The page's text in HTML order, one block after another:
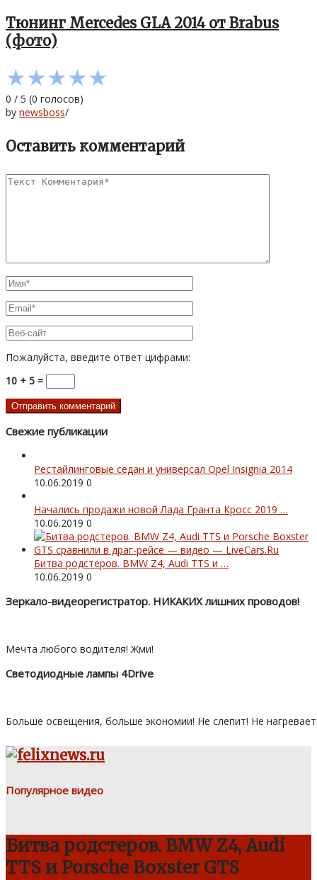
Тюнинг Mercedes GLA 2014 от Brabus
(фото)
★★★★★
0 / 5 (0 голосов)
by newsboss/
Оставить комментарий
Пожалуйста, введите ответ цифрами:
10 + 5 =
Свежие публикации
Рестайлинговые седан и универсал Opel Insignia 2014
10.06.2019 0
Начались продажи новой Лада Гранта Кросс 2019 …
10.06.2019 0
Битва родстеров. BMW Z4, Audi TTS и …
10.06.2019 0
Зеркало-видеорегистратор. НИКАКИХ лишних проводов!
Мечта любого водителя! Жми!
Светодиодные лампы 4Drive
Больше освещения, больше экономии! Не слепит! Не
Популярное видео
Битва родстеров. BMW Z4, Audi
TTS и Porsche Boxster GTS